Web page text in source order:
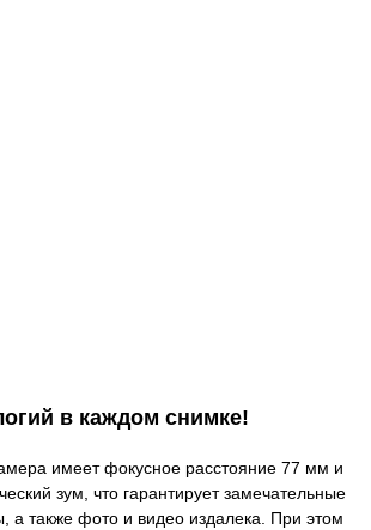
в каждом снимке!
имеет фокусное расстояние 77 мм и
зум, что гарантирует замечательные
а также фото и видео издалека. При этом